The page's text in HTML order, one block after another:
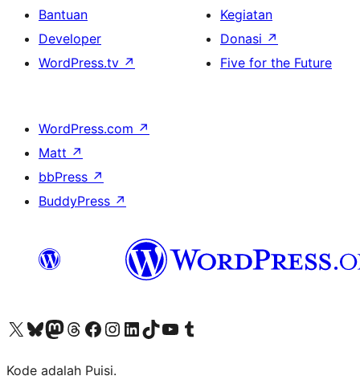
Bantuan
Developer
WordPress.tv ↗
Kegiatan
Donasi ↗
Five for the Future
WordPress.com ↗
Matt ↗
bbPress ↗
BuddyPress ↗
Kunjungi akun X (sebelumnya Twitter) kamiVisit our Bluesky account
Kunjungi akun Mastodon kami
Visit our Threads account
Kunjungi halaman Facebook kamiKunjungi akun Instagram kamiKunjungi akun LinkedIn kami
Visit our TikTok account
Kunjungi channel YouTube kamiVisit our Tumblr account
Kode adalah Puisi.